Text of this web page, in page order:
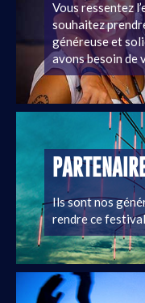
Vous ressentez
souhaitez
généreuse et
avons besoin de
Ils sont nos
rendre ce